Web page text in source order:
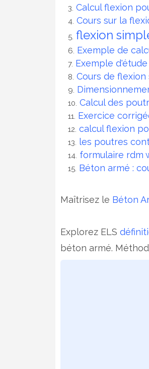
Calcul flexion
Cours sur la
flexion
Exemple de
Exemple
Cours de flexion
Calcul des
Exercice
calcul flexion
les poutres
formulaire rdm
Béton armé :
Maîtrisez le Béton
Explorez ELS
béton armé.